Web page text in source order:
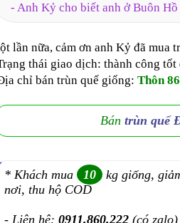
- Anh Kỷ cho biết anh ở Buôn
lần nữa, cảm ơn anh Kỷ đã mua
thái giao dịch: thành công tốt
chỉ bán trùn quế giống: Thôn
Bán trùn quế
* Khách mua 10 kg giống,
nơi, thu hộ COD
- Liên hệ: 0911.860.222 (có zalo)